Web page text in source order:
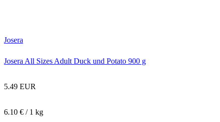
Josera
Josera All Sizes Adult Duck und Potato 900 g
5.49 EUR
6.10 € / 1 kg